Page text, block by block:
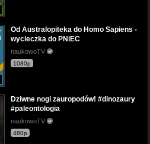
Od Australopiteka do Homo Sapiens -
wycieczka do PNiEC
naukowoTV
1080p
Dziwne nogi zauropodów! #dinozaury
#paleontologia
naukowoTV
480p